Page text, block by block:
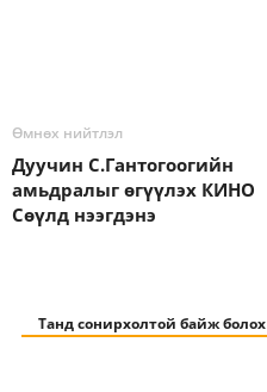
Өмнөх нийтлэл
Дуучин С.Гантогоогийн
амьдралыг өгүүлэх КИНО
Сөүлд нээгдэнэ
Танд сонирхолтой байж болох